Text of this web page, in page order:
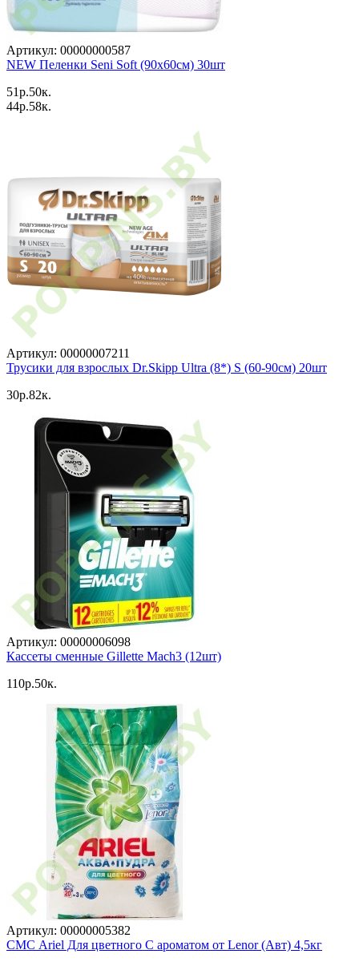
Артикул: 00000000587
NEW Пеленки Seni Soft (90x60см) 30шт
51p.50к.
44p.58к.
Артикул: 00000007211
Трусики для взрослых Dr.Skipp Ultra (8*) S (60-90см) 20шт
30p.82к.
Артикул: 00000006098
Кассеты сменные Gillette Mach3 (12шт)
110p.50к.
Артикул: 00000005382
СМС Ariel Для цветного С ароматом от Lenor (Авт) 4,5кг